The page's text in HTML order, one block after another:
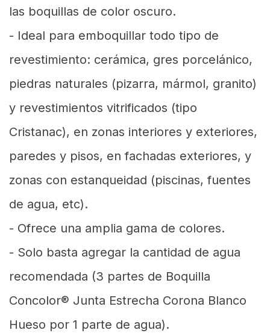
las boquillas de color oscuro.
- Ideal para emboquillar todo tipo de
revestimiento: cerámica, gres porcelánico,
piedras naturales (pizarra, mármol, granito)
y revestimientos vitrificados (tipo
Cristanac), en zonas interiores y exteriores,
paredes y pisos, en fachadas exteriores, y
zonas con estanqueidad (piscinas, fuentes
de agua, etc).
- Ofrece una amplia gama de colores.
- Solo basta agregar la cantidad de agua
recomendada (3 partes de Boquilla
Concolor® Junta Estrecha Corona Blanco
Hueso por 1 parte de agua).